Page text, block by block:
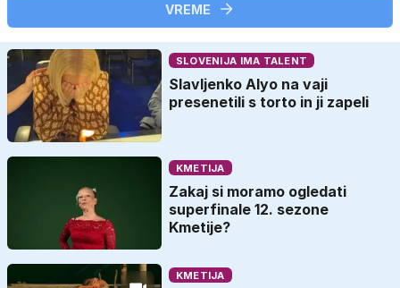
VREME
SLOVENIJA IMA TALENT
Slavljenko Alyo na vaji
presenetili s torto in ji zapeli
KMETIJA
Zakaj si moramo ogledati
superfinale 12. sezone
Kmetije?
KMETIJA